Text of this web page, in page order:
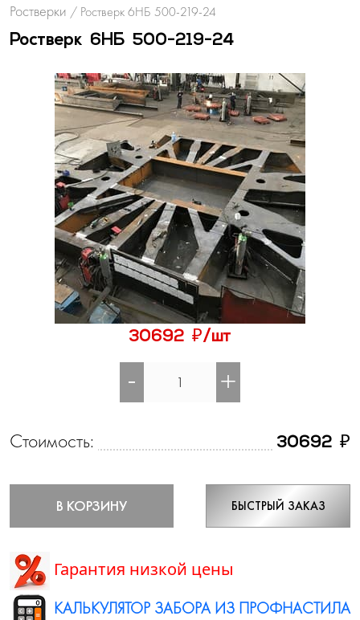
Ростверки / Ростверк 6НБ 500-219-24
Ростверк 6НБ 500-219-24
30692 ₽/шт
- +
Стоимость: 30692 ₽
В КОРЗИНУ БЫСТРЫЙ ЗАКАЗ
Гарантия низкой цены
КАЛЬКУЛЯТОР ЗАБОРА ИЗ ПРОФНАСТИЛА